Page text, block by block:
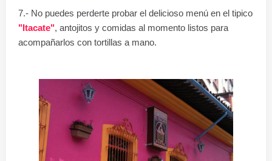
7.- No puedes perderte probar el delicioso menú en el tipico
"Itacate", antojitos y comidas al momento listos para
acompañarlos con tortillas a mano.